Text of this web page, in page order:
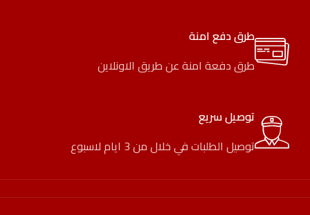
طرق دفع امنة
طرق دفعة امنة عن طريق الاونلاين
توصيل سريع
توصيل الطلبات في خلال من 3 ايام لاسبوع